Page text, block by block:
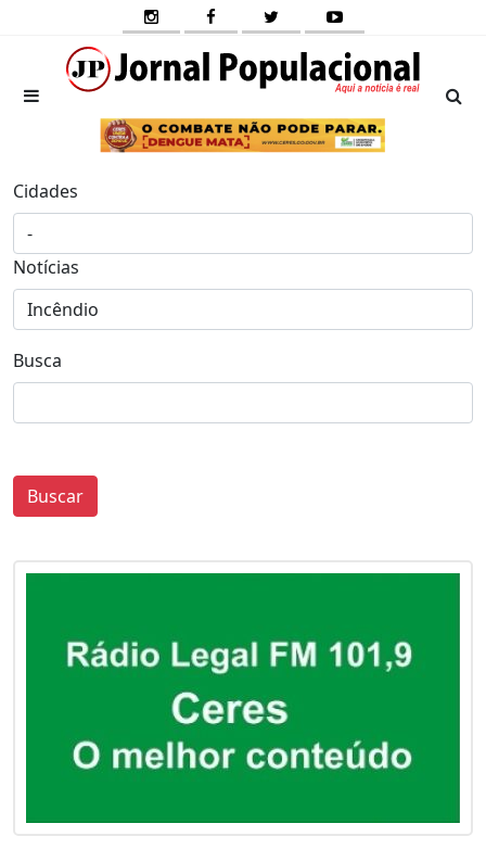
Cidades
Notícias
Busca
Buscar